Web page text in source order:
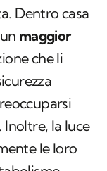
Dentro casa
maggior
che li
la luce
le loro